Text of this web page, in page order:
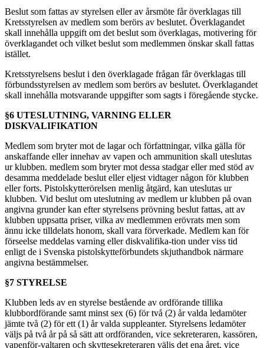
Beslut som fattas av styrelsen eller av årsmöte får överklagas till
Kretsstyrelsen av medlem som berörs av beslutet. Överklagandet
skall innehålla uppgift om det beslut som överklagas, motivering för
överklagandet och vilket beslut som medlemmen önskar skall fattas
istället.
Kretsstyrelsens beslut i den överklagade frågan får överklagas till
förbundsstyrelsen av medlem som berörs av beslutet. Överklagandet
skall innehålla motsvarande uppgifter som sagts i föregående stycke.
§6 UTESLUTNING, VARNING ELLER
DISKVALIFIKATION
Medlem som bryter mot de lagar och författningar, vilka gälla för
anskaffande eller innehav av vapen och ammunition skall uteslutas
ur klubben. medlem som bryter mot dessa stadgar eller med stöd av
desamma meddelade beslut eller eljest vidtager någon för klubben
eller forts. Pistolskytterörelsen menlig åtgärd, kan uteslutas ur
klubben. Vid beslut om uteslutning av medlem ur klubben på ovan
angivna grunder kan efter styrelsens prövning beslut fattas, att av
klubben uppsatta priser, vilka av medlemmen erövrats men som
ännu icke tilldelats honom, skall vara förverkade. Medlem kan för
förseelse meddelas varning eller diskvalifika-tion under viss tid
enligt de i Svenska pistolskytteförbundets skjuthandbok närmare
angivna bestämmelser.
§7 STYRELSE
Klubben leds av en styrelse bestående av ordförande tillika
klubbordförande samt minst sex (6) för två (2) år valda ledamöter
jämte två (2) för ett (1) år valda suppleanter. Styrelsens ledamöter
väljs på två år på så sätt att ordföranden, vice sekreteraren, kassören,
vapenför-valtaren och skyttesekreteraren väljs det ena året, vice